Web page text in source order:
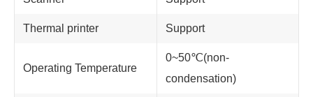
Thermal printer Support
Operating Temperature
0~50℃(non-
condensation)